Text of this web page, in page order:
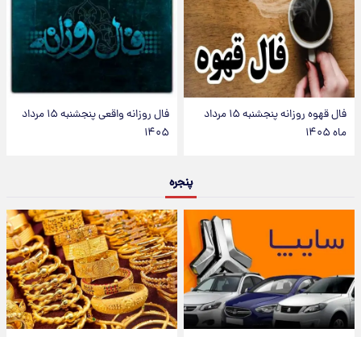
فال قهوه روزانه پنجشنبه ۱۵ مرداد
ماه ۱۴۰۵
فال روزانه واقعی پنجشنبه ۱۵ مرداد
۱۴۰۵
پنجره